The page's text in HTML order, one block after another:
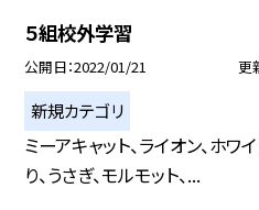
５組校外学習
公開日 2022/01/21 更
新規カテゴリ
ミーアキャット、ライオン、ホ
り、うさぎ、モルモット、...